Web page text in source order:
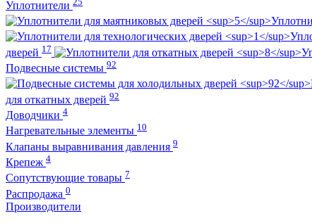
Уплотнители
дверей 17
Подвесные системы 92
для откатных дверей 92
Доводчики 4
Нагревательные элементы 10
Клапаны выравнивания давления 9
Крепеж 4
Сопутствующие товары 7
Распродажа 0
Производители